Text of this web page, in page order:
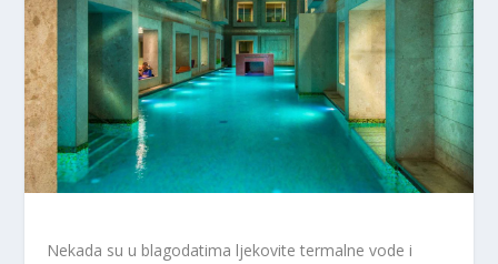
Nekada su u blagodatima ljekovite termalne vode i